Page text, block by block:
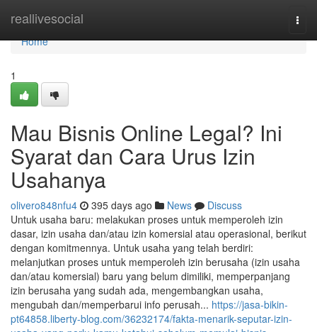
reallivesocial
Home
Home
1
Mau Bisnis Online Legal? Ini
Syarat dan Cara Urus Izin
Usahanya
olivero848nfu4 395 days ago News
Discuss
Untuk usaha baru: melakukan proses untuk memperoleh izin
dasar, izin usaha dan/atau izin komersial atau operasional, berikut
dengan komitmennya. Untuk usaha yang telah berdiri:
melanjutkan proses untuk memperoleh izin berusaha (izin usaha
dan/atau komersial) baru yang belum dimiliki, memperpanjang
izin berusaha yang sudah ada, mengembangkan usaha,
mengubah dan/memperbarui info perusah... https://jasa-bikin-
pt64858.liberty-blog.com/36232174/fakta-menarik-seputar-izin-